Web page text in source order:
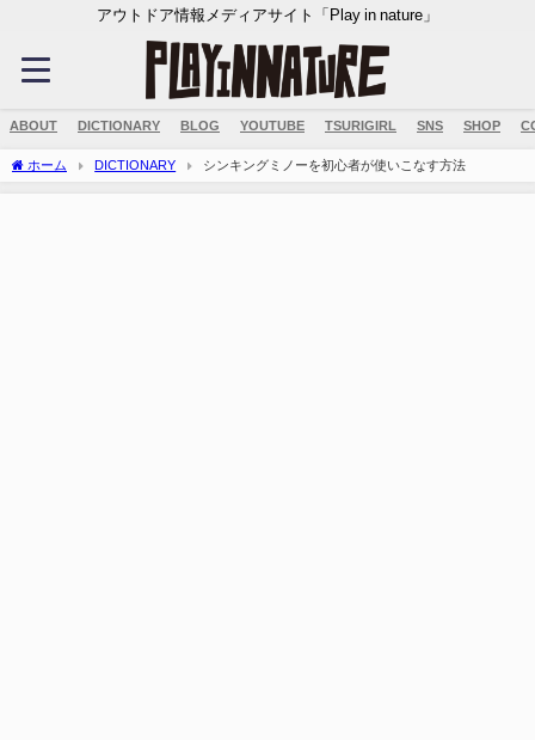
アウトドア情報メディアサイト「Play in nature」
ABOUT DICTIONARY BLOG YOUTUBE TSURIGIRL SNS SHOP
ホーム DICTIONARY シンキングミノーを初心者が使いこなす方法